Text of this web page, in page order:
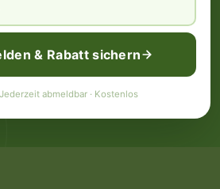
& Rabatt sichern
abmeldbar · Kostenlos